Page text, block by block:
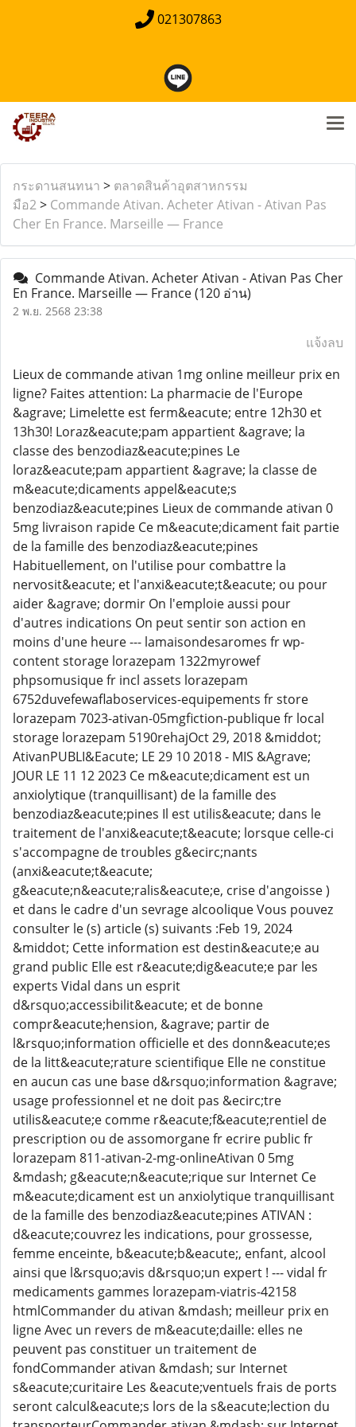
021307863
กระดานสนทนา > ตลาดสินค้าอุตสาหกรรม
มือ2> Commande Ativan. Acheter Ativan - Ativan Pas
Cher En France. Marseille — France
Commande Ativan. Acheter Ativan - Ativan Pas Cher
En France. Marseille — France(120 อ่าน)
2 พ.ย. 2568 23:38
แจ้งลบ
Lieux de commande ativan 1mg online meilleur prix en
ligne? Faites attention: La pharmacie de l'Europe
&agrave; Limelette est ferm&eacute; entre 12h30 et
13h30! Loraz&eacute;pam appartient &agrave; la
classe des benzodiaz&eacute;pines Le
loraz&eacute;pam appartient &agrave; la classe de
m&eacute;dicaments appel&eacute;s
benzodiaz&eacute;pines Lieux de commande ativan 0
5mg livraison rapide Ce m&eacute;dicament fait partie
de la famille des benzodiaz&eacute;pines
Habituellement, on l'utilise pour combattre la
nervosit&eacute; et l'anxi&eacute;t&eacute; ou pour
aider &agrave; dormir On l'emploie aussi pour
d'autres indications On peut sentir son action en
moins d'une heure --- lamaisondesaromes fr wp-
content storage lorazepam 1322myrowef
phpsomusique fr incl assets lorazepam
6752duvefewaflaboservices-equipements fr store
lorazepam 7023-ativan-05mgfiction-publique fr local
storage lorazepam 5190rehajOct 29, 2018 &middot;
AtivanPUBLI&Eacute; LE 29 10 2018 - MIS &Agrave;
JOUR LE 11 12 2023 Ce m&eacute;dicament est un
anxiolytique (tranquillisant) de la famille des
benzodiaz&eacute;pines Il est utilis&eacute; dans le
traitement de l'anxi&eacute;t&eacute; lorsque celle-ci
s'accompagne de troubles g&ecirc;nants
(anxi&eacute;t&eacute;
g&eacute;n&eacute;ralis&eacute;e, crise d'angoisse )
et dans le cadre d'un sevrage alcoolique Vous pouvez
consulter le (s) article (s) suivants :Feb 19, 2024
&middot; Cette information est destin&eacute;e au
grand public Elle est r&eacute;dig&eacute;e par les
experts Vidal dans un esprit
d&rsquo;accessibilit&eacute; et de bonne
compr&eacute;hension, &agrave; partir de
l&rsquo;information officielle et des donn&eacute;es
de la litt&eacute;rature scientifique Elle ne constitue
en aucun cas une base d&rsquo;information &agrave;
usage professionnel et ne doit pas &ecirc;tre
utilis&eacute;e comme r&eacute;f&eacute;rentiel de
prescription ou de assomorgane fr ecrire public fr
lorazepam 811-ativan-2-mg-onlineAtivan 0 5mg
&mdash; g&eacute;n&eacute;rique sur Internet Ce
m&eacute;dicament est un anxiolytique tranquillisant
de la famille des benzodiaz&eacute;pines ATIVAN :
d&eacute;couvrez les indications, pour grossesse,
femme enceinte, b&eacute;b&eacute;, enfant, alcool
ainsi que l&rsquo;avis d&rsquo;un expert ! --- vidal fr
medicaments gammes lorazepam-viatris-42158
htmlCommander du ativan &mdash; meilleur prix en
ligne Avec un revers de m&eacute;daille: elles ne
peuvent pas constituer un traitement de
fondCommander ativan &mdash; sur Internet
s&eacute;curitaire Les &eacute;ventuels frais de ports
seront calcul&eacute;s lors de la s&eacute;lection du